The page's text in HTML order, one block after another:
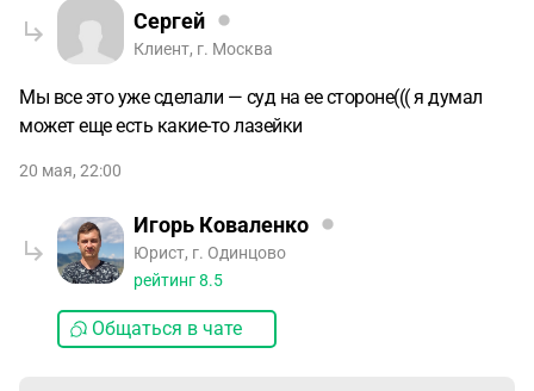
Сергей
Клиент, г. Москва
Мы все это уже сделали — суд на ее стороне((( я думал
может еще есть какие-то лазейки
20 мая, 22:00
Игорь Коваленко
Юрист, г. Одинцово
рейтинг8.5
Общаться в чате